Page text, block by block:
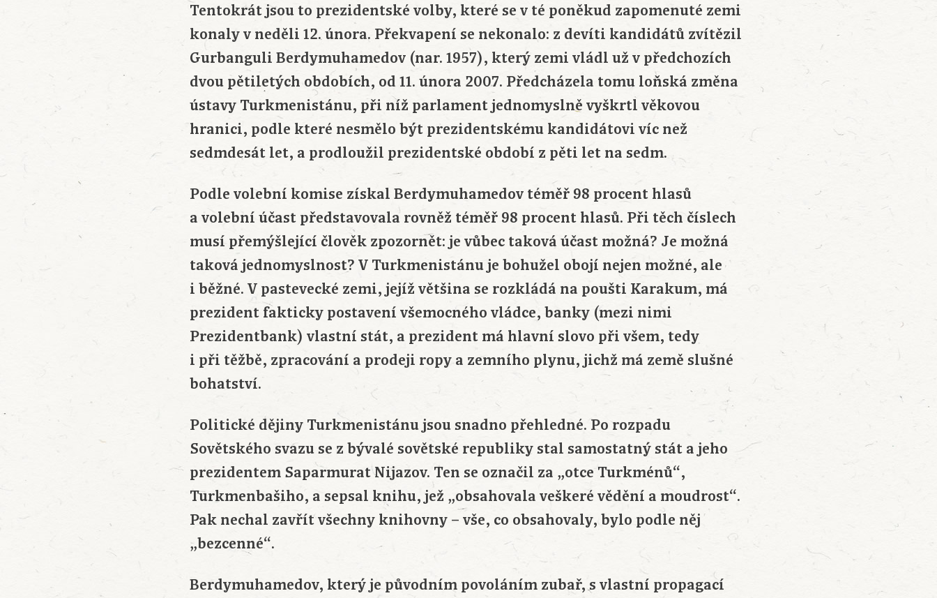
Tentokrát jsou to prezidentské volby, které se v té poněkud zapomenuté zemi
konaly v neděli 12. února. Překvapení se nekonalo: z devíti kandidátů zvítězil
Gurbanguli Berdymuhamedov (nar. 1957), který zemi vládl už v předchozích
dvou pětiletých obdobích, od 11. února 2007. Předcházela tomu loňská změna
ústavy Turkmenistánu, při níž parlament jednomyslně vyškrtl věkovou
hranici, podle které nesmělo být prezidentskému kandidátovi víc než
sedmdesát let, a prodloužil prezidentské období z pěti let na sedm.
Podle volební komise získal Berdymuhamedov téměř 98 procent hlasů
a volební účast představovala rovněž téměř 98 procent hlasů. Při těch číslech
musí přemýšlející člověk zpozornět: je vůbec taková účast možná? Je možná
taková jednomyslnost? V Turkmenistánu je bohužel obojí nejen možné, ale
i běžné. V pastevecké zemi, jejíž většina se rozkládá na poušti Karakum, má
prezident fakticky postavení všemocného vládce, banky (mezi nimi
Prezidentbank) vlastní stát, a prezident má hlavní slovo při všem, tedy
i při těžbě, zpracování a prodeji ropy a zemního plynu, jichž má země slušné
bohatství.
Politické dějiny Turkmenistánu jsou snadno přehledné. Po rozpadu
Sovětského svazu se z bývalé sovětské republiky stal samostatný stát a jeho
prezidentem Saparmurat Nijazov. Ten se označil za „otce Turkménů“,
Turkmenbašiho, a sepsal knihu, jež „obsahovala veškeré vědění a moudrost“.
Pak nechal zavřít všechny knihovny – vše, co obsahovaly, bylo podle něj
„bezcenné“.
Berdymuhamedov, který je původním povoláním zubař, s vlastní propagací